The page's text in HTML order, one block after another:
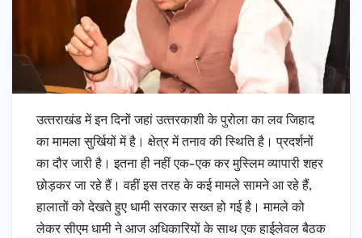
उत्‍तराखंड में इन दिनों जहां उत्‍तरकाशी के पुरोला का लव जिहाद
का मामला सुर्खियों में है। क्षेत्र में तनाव की स्थिति है। प्रदर्शनों
का दौर जारी है। इतना ही नहीं एक-एक कर मुस्लिम व्‍यापारी शहर
छोड़कर जा रहे हैं। वहीं इस तरह के कई मामले सामने आ रहे हैं,
हालातों को देखते हुए धामी सरकार सख्त हो गई है। मामले को
लेकर सीएम धामी ने आज अधिकारियों के साथ एक हाईलेवल बैठक